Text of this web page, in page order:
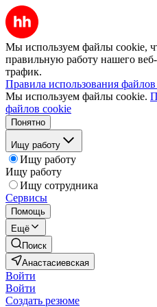
Мы используем файлы cookie,
правильную работу нашего
трафик.
Правила использования
Мы используем файлы cookie.
файлов cookie
Понятно
Ищу работу
Ищу работу
Ищу работу
Ищу сотрудника
Сервисы
Помощь
Ещё
Поиск
Анастасиевская
Войти
Войти
Создать резюме